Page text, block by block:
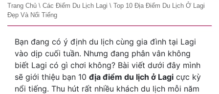
Trang Chủ \ Các Điểm Du Lịch Lagi \ Top 10 Địa Điểm Du Lịch Ở Lagi
Đẹp Và Nổi Tiếng
Bạn đang có ý định du lịch cùng gia đình tại Lagi
vào dịp cuối tuần. Nhưng đang phân vân không
biết Lagi có gì chơi không? Bài viết dưới đây mình
sẽ giới thiệu bạn 10 địa điểm du lịch ở Lagi cực kỳ
nổi tiếng. Thu hút rất nhiều khách du lịch mỗi năm